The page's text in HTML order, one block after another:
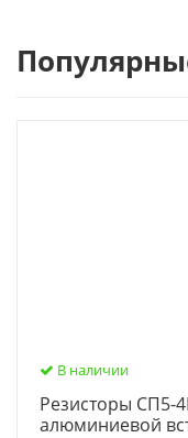
В наличии
Резисторы СП5-
алюминиевой